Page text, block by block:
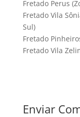
Fretado Perus
Fretado Vila
Sul)
Fretado
Fretado Vila
Enviar